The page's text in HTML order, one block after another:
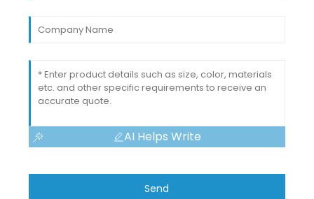
AI Helps Write
Send